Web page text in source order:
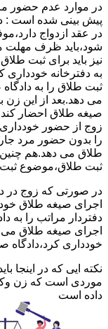
در موارد عدم حضور
پیش بینی شده است :
در عقد ازدواج
شود،باید ظرف مهلت
نیز باید برای ثبت
به دفترخانه
ثبت طلاق را به
می دهد.بعد از این زن
صیغه طلاق احضار
زوج از حضور
را بدون حضور مرد
طلاق می دهد.هم چنین
ثبت طلاق،موضوع ثبت
در صورتی که زوج در
اجرای صیغه طلاق
دفتردار مراتب را
اجرای صیغه طلاق می
خودداری کرد،دادگاه
نکته ایی که در اینجا
موردی است که زن
داده است